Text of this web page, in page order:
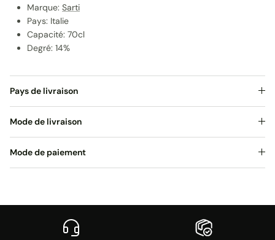
Marque: Sarti
Pays: Italie
Capacité: 70cl
Degré: 14%
Pays de livraison
Mode de livraison
Mode de paiement